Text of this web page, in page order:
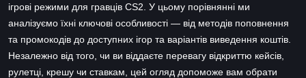
ігрові режими для гравців CS2. У цьому порівнянні ми
аналізуємо їхні ключові особливості — від методів поповнення
та промокодів до доступних ігор та варіантів виведення коштів.
Незалежно від того, чи ви віддаєте перевагу відкриттю кейсів,
рулетці, крешу чи ставкам, цей огляд допоможе вам обрати